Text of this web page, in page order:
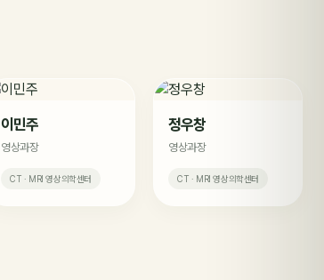
이민주
영상과장
CT · MRI 영상의학센터
정우창
영상과장
CT · MRI 영상의학센터